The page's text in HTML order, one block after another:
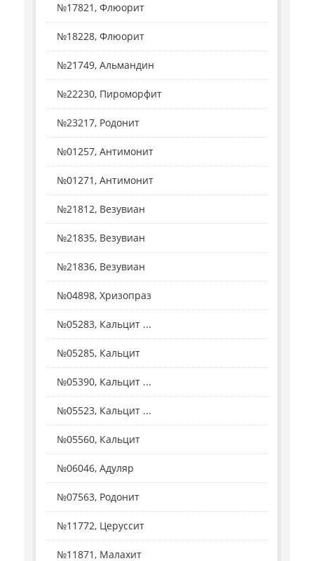
№17821, Флюорит
№18228, Флюорит
№21749, Альмандин
№22230, Пироморфит
№23217, Родонит
№01257, Антимонит
№01271, Антимонит
№21812, Везувиан
№21835, Везувиан
№21836, Везувиан
№04898, Хризопраз
№05283, Кальцит ...
№05285, Кальцит
№05390, Кальцит ...
№05523, Кальцит ...
№05560, Кальцит
№06046, Адуляр
№07563, Родонит
№11772, Церуссит
№11871, Малахит